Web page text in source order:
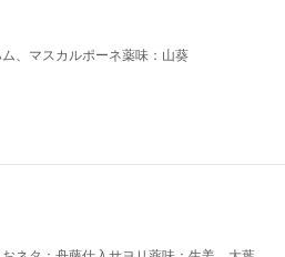
、マスカルポーネ薬味：山葵